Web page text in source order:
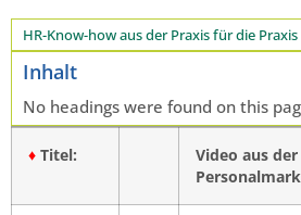
HR-Know-how aus der Praxis für die Praxis
Inhalt
No headings were found on this
♦ Titel:
Video aus